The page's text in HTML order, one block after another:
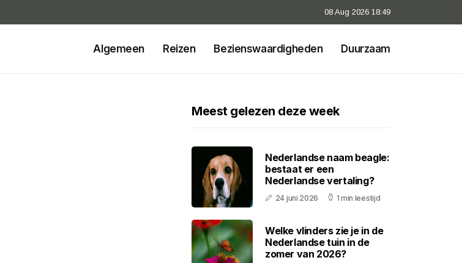
08 Aug 2026 18:49
Algemeen Reizen Bezienswaardigheden Duurzaam
Meest gelezen deze week
Nederlandse naam beagle:
bestaat er een
Nederlandse vertaling?
24 juni 2026 1 min leestijd
Welke vlinders zie je in de
Nederlandse tuin in de
zomer van 2026?